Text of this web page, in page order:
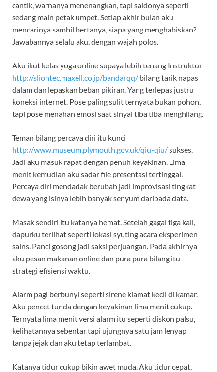
cantik, warnanya menenangkan, tapi saldonya seperti
sedang main petak umpet. Setiap akhir bulan aku
mencarinya sambil bertanya, siapa yang menghabiskan?
Jawabannya selalu aku, dengan wajah polos.
Aku ikut kelas yoga online supaya lebih tenang Instruktur
http://sliontec.maxell.co.jp/bandarqq/ bilang tarik napas
dalam dan lepaskan beban pikiran. Yang terlepas justru
koneksi internet. Pose paling sulit ternyata bukan pohon,
tapi pose menahan emosi saat sinyal tiba tiba menghilang.
Teman bilang percaya diri itu kunci
http://www.museum.plymouth.gov.uk/qiu-qiu/sukses.
Jadi aku masuk rapat dengan penuh keyakinan. Lima
menit kemudian aku sadar file presentasi tertinggal.
Percaya diri mendadak berubah jadi improvisasi tingkat
dewa yang isinya lebih banyak senyum daripada data.
Masak sendiri itu katanya hemat. Setelah gagal tiga kali,
dapurku terlihat seperti lokasi syuting acara eksperimen
sains. Panci gosong jadi saksi perjuangan. Pada akhirnya
aku pesan makanan online dan pura pura bilang itu
strategi efisiensi waktu.
Alarm pagi berbunyi seperti sirene kiamat kecil di kamar.
Aku pencet tunda dengan keyakinan lima menit cukup.
Ternyata lima menit versi alarm itu seperti diskon palsu,
kelihatannya sebentar tapi ujungnya satu jam lenyap
tanpa jejak dan aku tetap terlambat.
Katanya tidur cukup bikin awet muda. Aku tidur cepat,